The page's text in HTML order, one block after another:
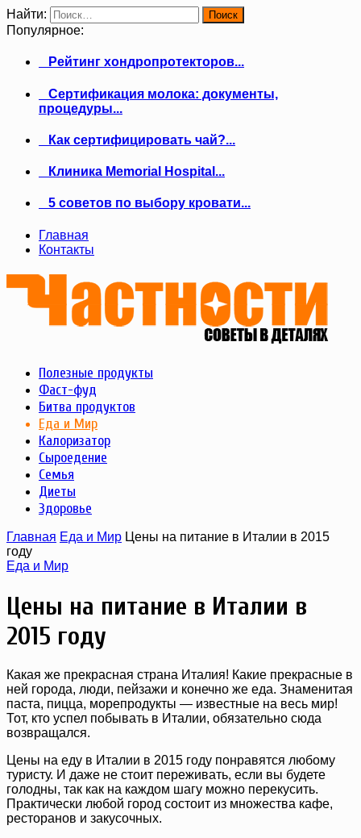
Найти:
Популярное:
Рейтинг хондропротекторов...
Сертификация молока: документы,
процедуры...
Как сертифицировать чай?...
Клиника Memorial Hospital...
5 советов по выбору кровати...
Главная
Контакты
Полезные продукты
Фаст-фуд
Битва продуктов
Еда и Мир
Калоризатор
Сыроедение
Семья
Диеты
Здоровье
Главная Еда и Мир Цены на питание в Италии в 2015
году
Еда и Мир
Цены на питание в Италии в
2015 году
Какая же прекрасная страна Италия! Какие прекрасные в
ней города, люди, пейзажи и конечно же еда. Знаменитая
паста, пицца, морепродукты — известные на весь мир!
Тот, кто успел побывать в Италии, обязательно сюда
возвращался.
Цены на еду в Италии в 2015 году понравятся любому
туристу. И даже не стоит переживать, если вы будете
голодны, так как на каждом шагу можно перекусить.
Практически любой город состоит из множества кафе,
ресторанов и закусочных.